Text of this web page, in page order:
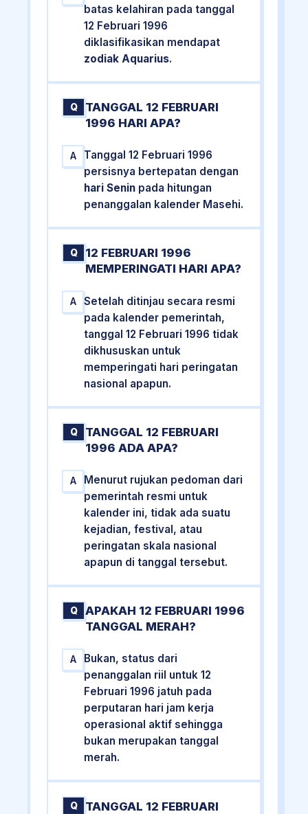
batas kelahiran pada tanggal
12 Februari 1996
diklasifikasikan mendapat
zodiak Aquarius.
Q
TANGGAL 12 FEBRUARI
1996 HARI APA?
A
Tanggal 12 Februari 1996
persisnya bertepatan dengan
hari Senin pada hitungan
penanggalan kalender Masehi.
Q
12 FEBRUARI 1996
MEMPERINGATI HARI APA?
A
Setelah ditinjau secara resmi
pada kalender pemerintah,
tanggal 12 Februari 1996 tidak
dikhususkan untuk
memperingati hari peringatan
nasional apapun.
Q
TANGGAL 12 FEBRUARI
1996 ADA APA?
A
Menurut rujukan pedoman dari
pemerintah resmi untuk
kalender ini, tidak ada suatu
kejadian, festival, atau
peringatan skala nasional
apapun di tanggal tersebut.
Q
APAKAH 12 FEBRUARI 1996
TANGGAL MERAH?
A
Bukan, status dari
penanggalan riil untuk 12
Februari 1996 jatuh pada
perputaran hari jam kerja
operasional aktif sehingga
bukan merupakan tanggal
merah.
Q
TANGGAL 12 FEBRUARI